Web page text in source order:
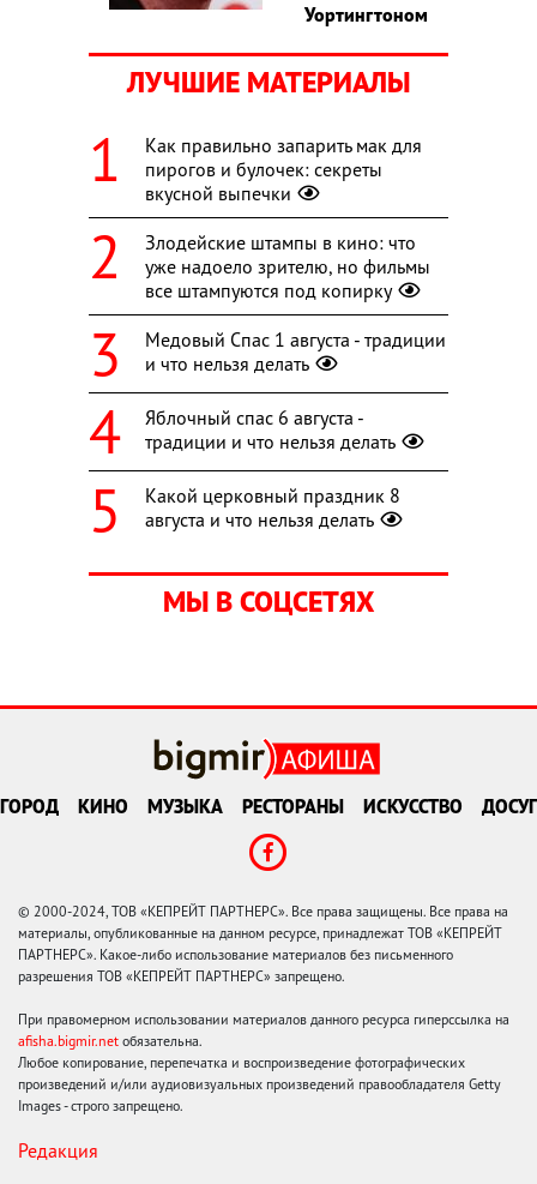
Уортингтоном
ЛУЧШИЕ МАТЕРИАЛЫ
Как правильно запарить мак для
пирогов и булочек: секреты
вкусной выпечки
Злодейские штампы в кино: что
уже надоело зрителю, но фильмы
все штампуются под копирку
Медовый Спас 1 августа - традиции
и что нельзя делать
Яблочный спас 6 августа -
традиции и что нельзя делать
Какой церковный праздник 8
августа и что нельзя делать
МЫ В СОЦСЕТЯХ
ГОРОД КИНО МУЗЫКА РЕСТОРАНЫ ИСКУССТВО ДОСУГ
© 2000-2024, ТОВ «КЕПРЕЙТ ПАРТНЕРС». Все права защищены. Все права на
материалы, опубликованные на данном ресурсе, принадлежат ТОВ «КЕПРЕЙТ
ПАРТНЕРС». Какое-либо использование материалов без письменного
разрешения ТОВ «КЕПРЕЙТ ПАРТНЕРС» запрещено.
При правомерном использовании материалов данного ресурса гиперссылка на
afisha.bigmir.net обязательна.
Любое копирование, перепечатка и воспроизведение фотографических
произведений и/или аудиовизуальных произведений правообладателя Getty
Images - строго запрещено.
Редакция